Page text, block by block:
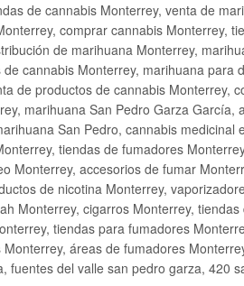
de cannabis Monterrey, venta de
comprar cannabis Monterrey,
de marihuana Monterrey,
cannabis Monterrey, marihuana
de productos de cannabis Monterrey,
marihuana San Pedro Garza
San Pedro, cannabis
tiendas de fumadores
Monterrey, accesorios de fumar
de nicotina Monterrey,
Monterrey, cigarros Monterrey,
tiendas para fumadores
áreas de fumadores
fuentes del valle san pedro garza, 420